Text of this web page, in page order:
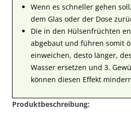
Wenn es schneller gehen
dem Glas oder der Dose
Die in den Hülsenfrüchten
abgebaut und führen somit
einweichen, desto länger,
Wasser ersetzen und 3.
können diesen Effekt
Produktbeschreibung: